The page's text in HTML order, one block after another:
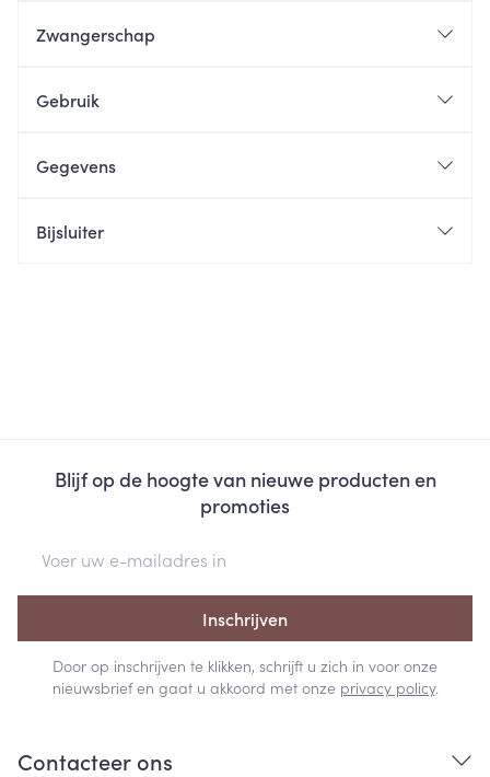
Zwangerschap
Gebruik
Gegevens
Bijsluiter
Blijf op de hoogte van nieuwe producten en
promoties
Inschrijven
Door op inschrijven te klikken, schrijft u zich in voor onze
nieuwsbrief en gaat u akkoord met onze privacy policy.
Contacteer ons